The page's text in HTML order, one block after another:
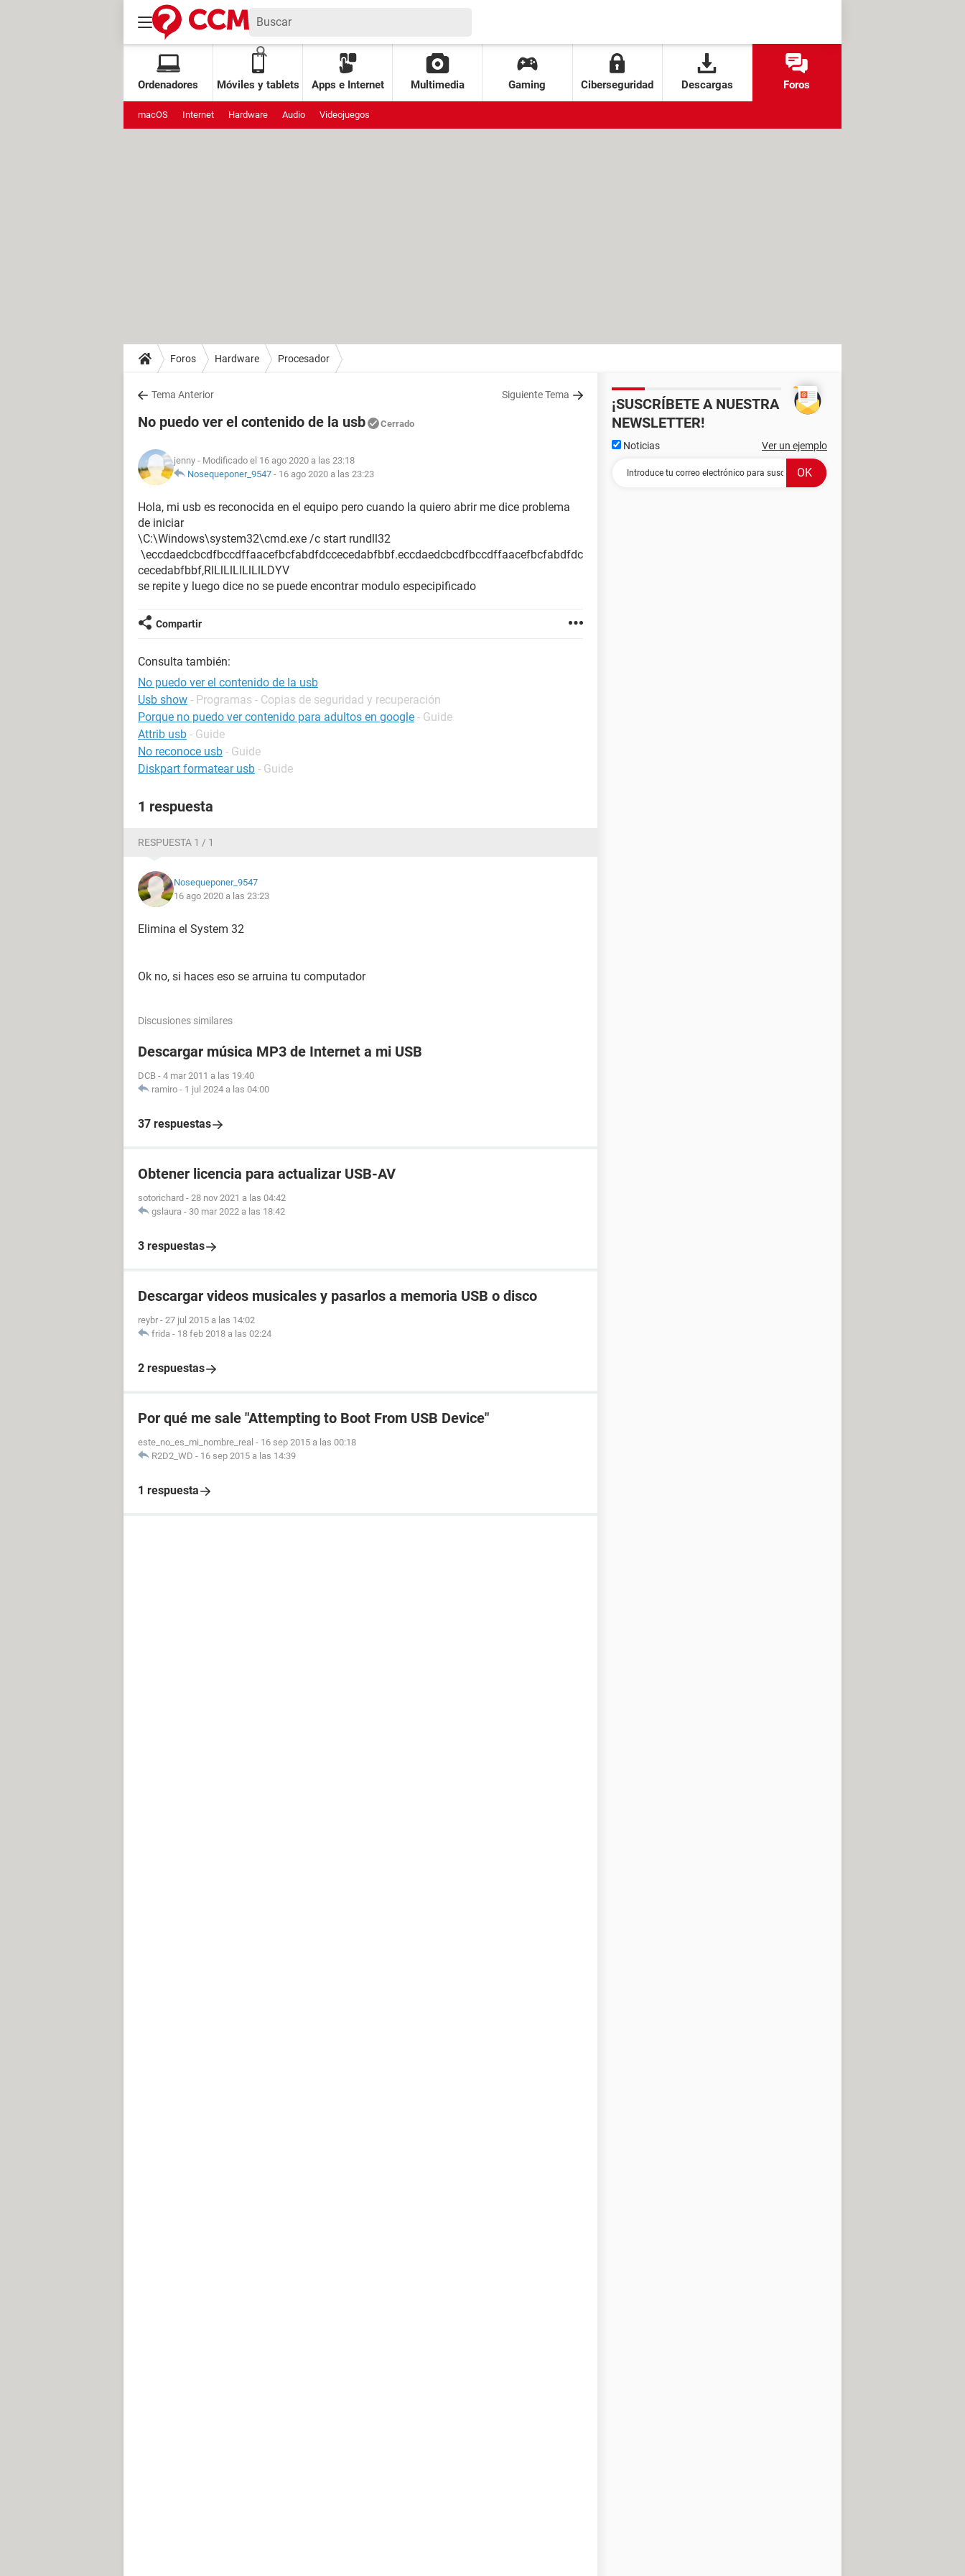
Ordenadores Móviles y tablets Apps e Internet Multimedia Gaming Ciberseguridad Descargas Foros
macOS Internet Hardware Audio Videojuegos
Foros Hardware Procesador
Tema Anterior Siguiente Tema
No puedo ver el contenido de la usb Cerrado
jenny - Modificado el 16 ago 2020 a las 23:18
Nosequeponer_9547 - 16 ago 2020 a las 23:23
Hola, mi usb es reconocida en el equipo pero cuando la quiero abrir me dice problema
de iniciar
\C:\Windows\system32\cmd.exe /c start rundll32
\eccdaedcbcdfbccdffaacefbcfabdfdccecedabfbbf.eccdaedcbcdfbccdffaacefbcfabdfdc
cecedabfbbf,RlLlLlLlLlLlLDYV
se repite y luego dice no se puede encontrar modulo especipificado
Compartir
Consulta también:
No puedo ver el contenido de la usb
Usb show - Programas - Copias de seguridad y recuperación
Porque no puedo ver contenido para adultos en google - Guide
Attrib usb - Guide
No reconoce usb - Guide
Diskpart formatear usb - Guide
1 respuesta
RESPUESTA 1 / 1
Nosequeponer_9547
16 ago 2020 a las 23:23
Elimina el System 32
Ok no, si haces eso se arruina tu computador
Discusiones similares
Descargar música MP3 de Internet a mi USB
DCB - 4 mar 2011 a las 19:40
ramiro - 1 jul 2024 a las 04:00
37 respuestas
Obtener licencia para actualizar USB-AV
sotorichard - 28 nov 2021 a las 04:42
gslaura - 30 mar 2022 a las 18:42
3 respuestas
Descargar videos musicales y pasarlos a memoria USB o disco
reybr - 27 jul 2015 a las 14:02
frida - 18 feb 2018 a las 02:24
2 respuestas
Por qué me sale "Attempting to Boot From USB Device"
este_no_es_mi_nombre_real - 16 sep 2015 a las 00:18
R2D2_WD - 16 sep 2015 a las 14:39
1 respuesta
¡SUSCRÍBETE A NUESTRA
NEWSLETTER!
Noticias Ver un ejemplo